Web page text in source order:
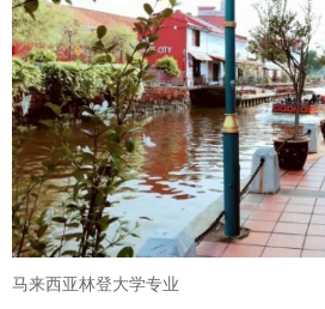
马来西亚林登大学专业